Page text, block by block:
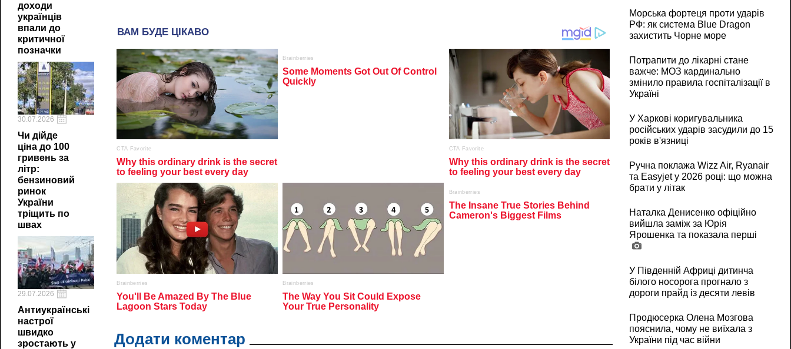
доходи
українців
впали до
критичної
позначки
30.07.2026
Чи дійде
ціна до 100
гривень за
літр:
бензиновий
ринок
України
тріщить по
швах
29.07.2026
Антиукраїнські
настрої
швидко
зростають у
Додати коментар
Морська фортеця проти ударів
РФ: як система Blue Dragon
захистить Чорне море
Потрапити до лікарні стане
важче: МОЗ кардинально
змінило правила госпіталізації в
Україні
У Харкові коригувальника
російських ударів засудили до 15
років в'язниці
Ручна поклажа Wizz Air, Ryanair
та Easyjet у 2026 році: що можна
брати у літак
Наталка Денисенко офіційно
вийшла заміж за Юрія
Ярошенка та показала перші
У Південній Африці дитинча
білого носорога прогнало з
дороги прайд із десяти левів
Продюсерка Олена Мозгова
пояснила, чому не виїхала з
України під час війни